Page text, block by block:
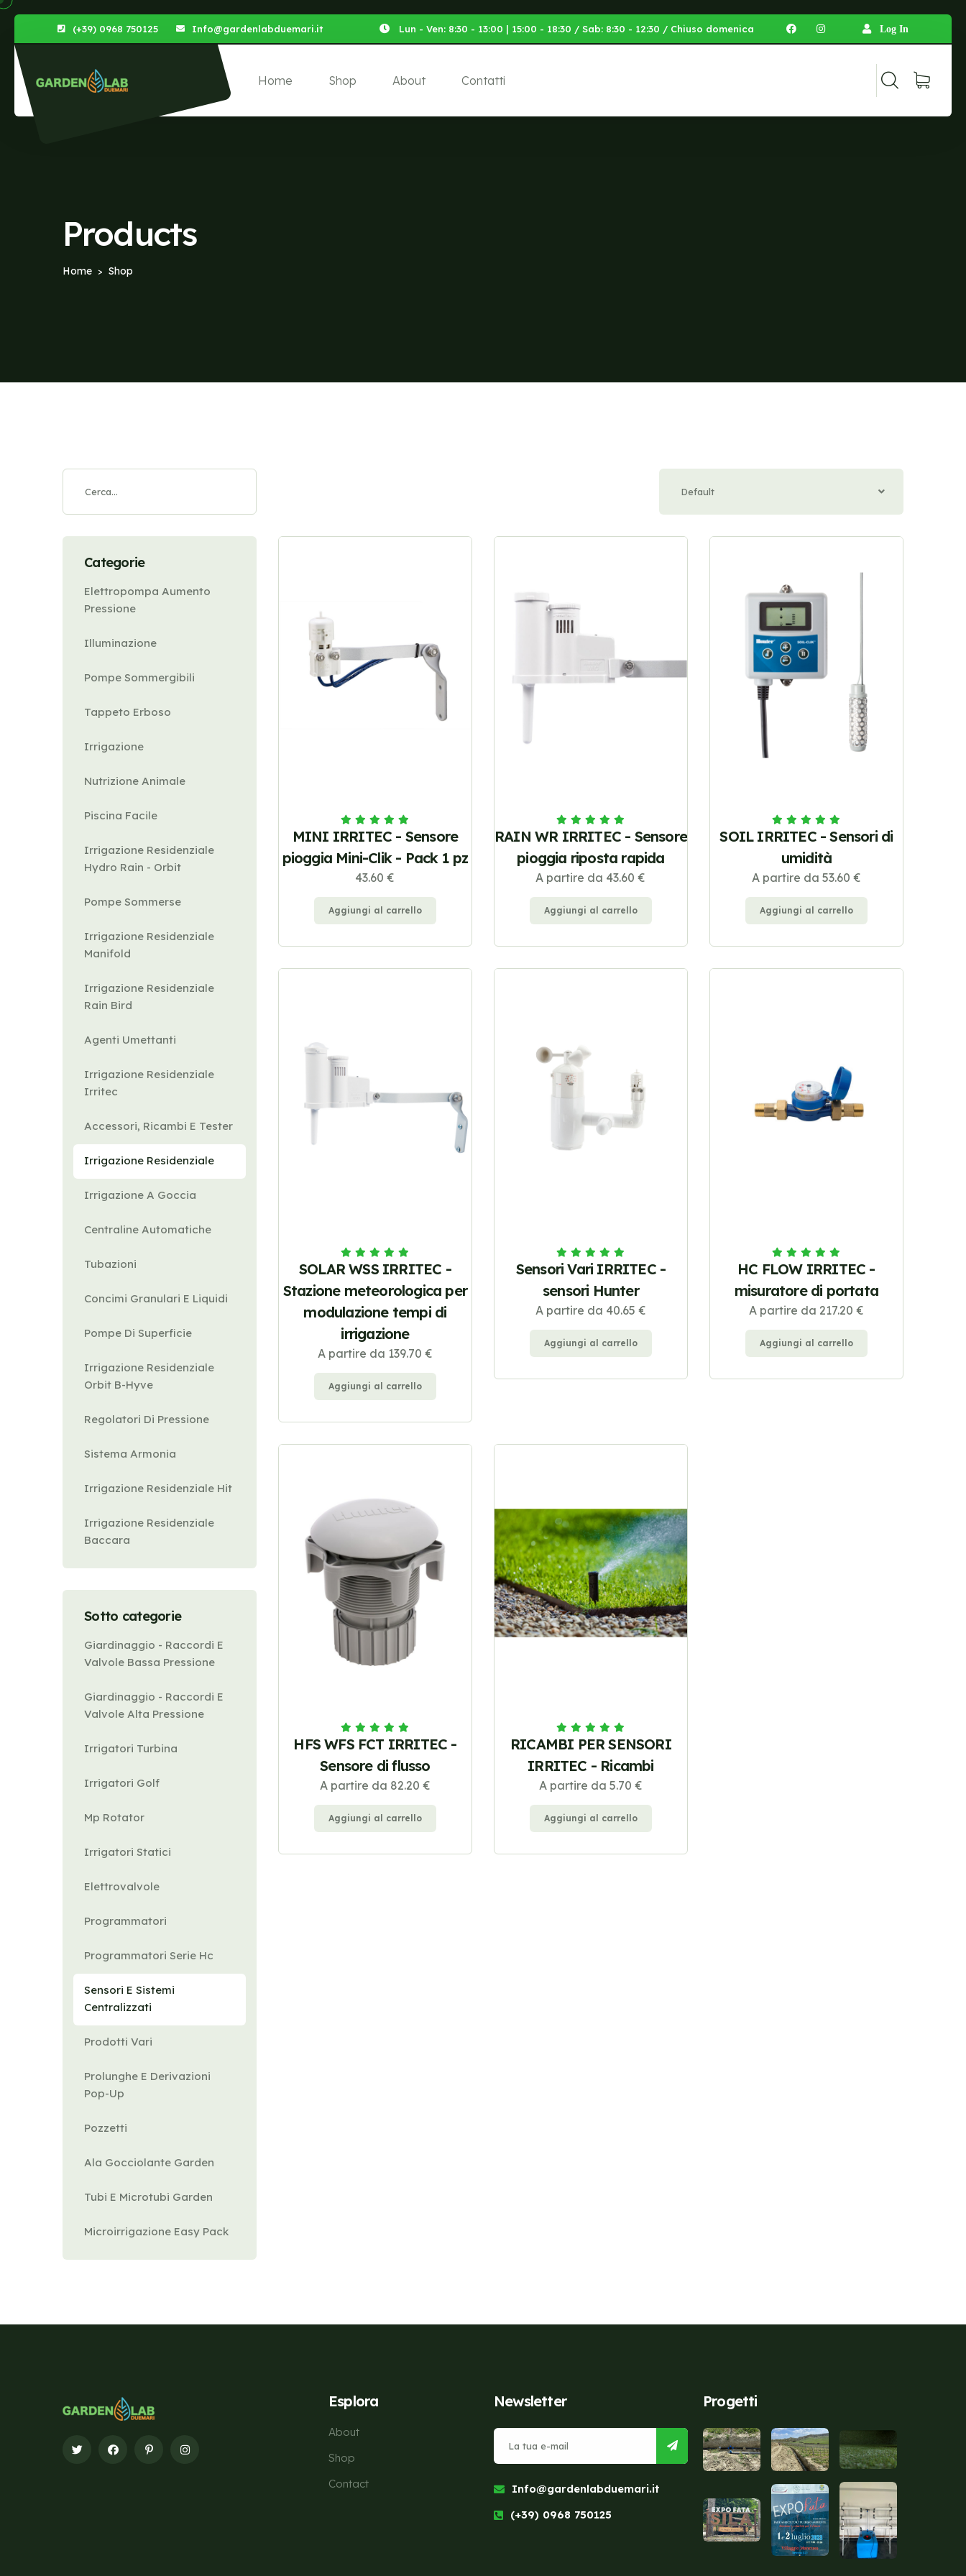
(+39) 0968 750125 Info@gardenlabduemari.it Lun - Ven: 8:30 - 13:00 | 15:00 - 18:30 / Sab: 8:30 - 12:30 / Chiuso domenica Log In
Home Shop About Contatti
Products
Home > Shop
Categorie
Elettropompa Aumento
Pressione
Illuminazione
Pompe Sommergibili
Tappeto Erboso
Irrigazione
Nutrizione Animale
Piscina Facile
Irrigazione Residenziale
Hydro Rain - Orbit
Pompe Sommerse
Irrigazione Residenziale
Manifold
Irrigazione Residenziale
Rain Bird
Agenti Umettanti
Irrigazione Residenziale
Irritec
Accessori, Ricambi E Tester
Irrigazione Residenziale
Irrigazione A Goccia
Centraline Automatiche
Tubazioni
Concimi Granulari E Liquidi
Pompe Di Superficie
Irrigazione Residenziale
Orbit B-Hyve
Regolatori Di Pressione
Sistema Armonia
Irrigazione Residenziale Hit
Irrigazione Residenziale
Baccara
Sotto categorie
Giardinaggio - Raccordi E
Valvole Bassa Pressione
Giardinaggio - Raccordi E
Valvole Alta Pressione
Irrigatori Turbina
Irrigatori Golf
Mp Rotator
Irrigatori Statici
Elettrovalvole
Programmatori
Programmatori Serie Hc
Sensori E Sistemi
Centralizzati
Prodotti Vari
Prolunghe E Derivazioni
Pop-Up
Pozzetti
Ala Gocciolante Garden
Tubi E Microtubi Garden
Microirrigazione Easy Pack
Default
MINI IRRITEC - Sensore
pioggia Mini-Clik - Pack 1 pz
43.60 €
Aggiungi al carrello
RAIN WR IRRITEC - Sensore
pioggia riposta rapida
A partire da 43.60 €
Aggiungi al carrello
SOIL IRRITEC - Sensori di
umidità
A partire da 53.60 €
Aggiungi al carrello
SOLAR WSS IRRITEC -
Stazione meteorologica per
modulazione tempi di
irrigazione
A partire da 139.70 €
Aggiungi al carrello
Sensori Vari IRRITEC -
sensori Hunter
A partire da 40.65 €
Aggiungi al carrello
HC FLOW IRRITEC -
misuratore di portata
A partire da 217.20 €
Aggiungi al carrello
HFS WFS FCT IRRITEC -
Sensore di flusso
A partire da 82.20 €
Aggiungi al carrello
RICAMBI PER SENSORI
IRRITEC - Ricambi
A partire da 5.70 €
Aggiungi al carrello
Esplora
About
Shop
Contact
Newsletter
Info@gardenlabduemari.it
(+39) 0968 750125
Progetti